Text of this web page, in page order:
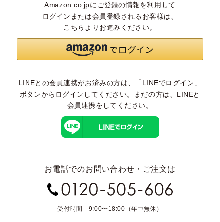
Amazon.co.jpにご登録の情報を利用して
ログインまたは会員登録されるお客様は、
こちらよりお進みください。
LINEとの会員連携がお済みの方は、「LINEでログイン」
ボタンからログインしてください。まだの方は、 LINEと
会員連携をしてください。
お電話でのお問い合わせ・ご注文は
受付時間 9:00〜18:00（年中無休）